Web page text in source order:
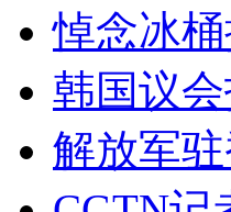
悼念冰
韩国议
解放军